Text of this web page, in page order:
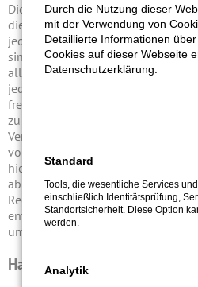
Die Inhalte der Seiten wurden mit
die Richtigkeit, Vollständigkeit und
jedoch keine Gewähr übernommen
sind für eigene Inhalte auf diesen
allgemeinen Gesetzen
jedoch nicht verpflichtet,
fremde Informationen zu
zu forschen, die auf eine
Verpflichtungen zur Entfernung
von Informationen nach den
hiervon unberührt. Eine
ab dem Zeitpunkt der Kenntnis
Rechtsverletzung möglich. Bei
entsprechenden
umgehend entfernt.
Haftung für Links
Durch die Nutzung dieser
mit der Verwendung von
Detaillierte Informationen
Cookies auf dieser Webseite
Datenschutzerklärung.
Standard
Tools, die wesentliche Services
einschließlich Identitätsprüfung,
Standortsicherheit. Diese Option
werden.
Analytik